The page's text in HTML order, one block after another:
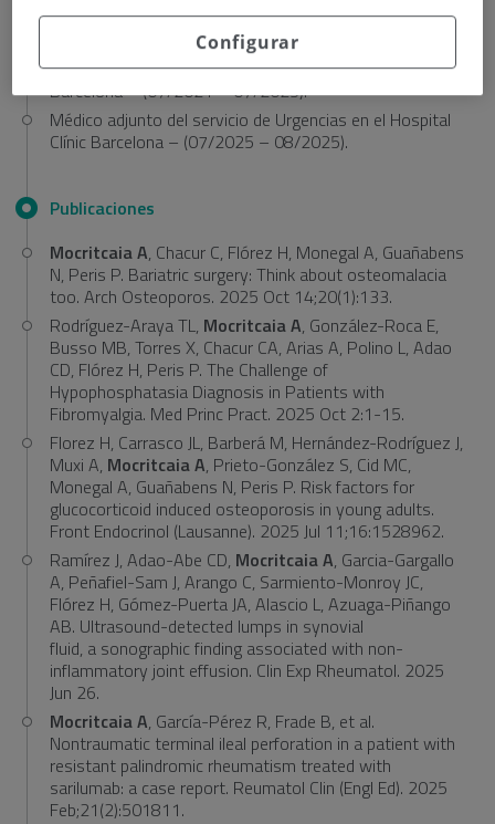
Covid-19 en el Hospital Mater Salutis de Legnago
(Verona) – (04/2020 – 06/2021).
Formación especialista vía MIR en el Hospital Clínic
Barcelona – (07/2021 – 07/2025).
Médico adjunto del servicio de Urgencias en el Hospital
Clínic Barcelona – (07/2025 – 08/2025).
Publicaciones
Mocritcaia A, Chacur C, Flórez H, Monegal A, Guañabens
N, Peris P. Bariatric surgery: Think about osteomalacia
too. Arch Osteoporos. 2025 Oct 14;20(1):133.
Rodríguez-Araya TL, Mocritcaia A, González-Roca E,
Busso MB, Torres X, Chacur CA, Arias A, Polino L, Adao
CD, Flórez H, Peris P. The Challenge of
Hypophosphatasia Diagnosis in Patients with
Fibromyalgia. Med Princ Pract. 2025 Oct 2:1-15.
Florez H, Carrasco JL, Barberá M, Hernández-Rodríguez J,
Muxi A, Mocritcaia A, Prieto-González S, Cid MC,
Monegal A, Guañabens N, Peris P. Risk factors for
glucocorticoid induced osteoporosis in young adults.
Front Endocrinol (Lausanne). 2025 Jul 11;16:1528962.
Ramírez J, Adao-Abe CD, Mocritcaia A, Garcia-Gargallo
A, Peñafiel-Sam J, Arango C, Sarmiento-Monroy JC,
Flórez H, Gómez-Puerta JA, Alascio L, Azuaga-Piñango
AB. Ultrasound-detected lumps in synovial
fluid, a sonographic finding associated with non-
inflammatory joint effusion. Clin Exp Rheumatol. 2025
Jun 26.
Mocritcaia A, García-Pérez R, Frade B, et al.
Nontraumatic terminal ileal perforation in a patient with
resistant palindromic rheumatism treated with
sarilumab: a case report. Reumatol Clin (Engl Ed). 2025
Feb;21(2):501811.
Configurar